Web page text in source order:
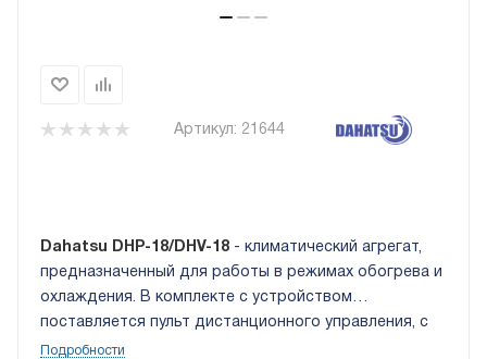
Артикул: 21644
Dahatsu DHP-18/DHV-18 - климатический агрегат,
предназначенный для работы в режимах обогрева и
охлаждения. В комплекте с устройством
поставляется пульт дистанционного управления, с
его помощью можно настраивать особенности
Подробности